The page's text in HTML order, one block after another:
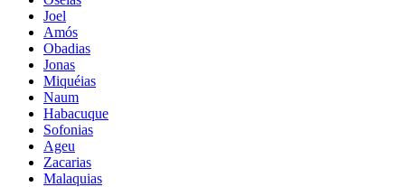
Joel
Amós
Obadias
Jonas
Miquéias
Naum
Habacuque
Sofonias
Ageu
Zacarias
Malaquias